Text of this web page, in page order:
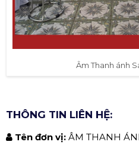
Âm Thanh ánh
THÔNG TIN LIÊN HỆ:
Tên đơn vị: ÂM THANH